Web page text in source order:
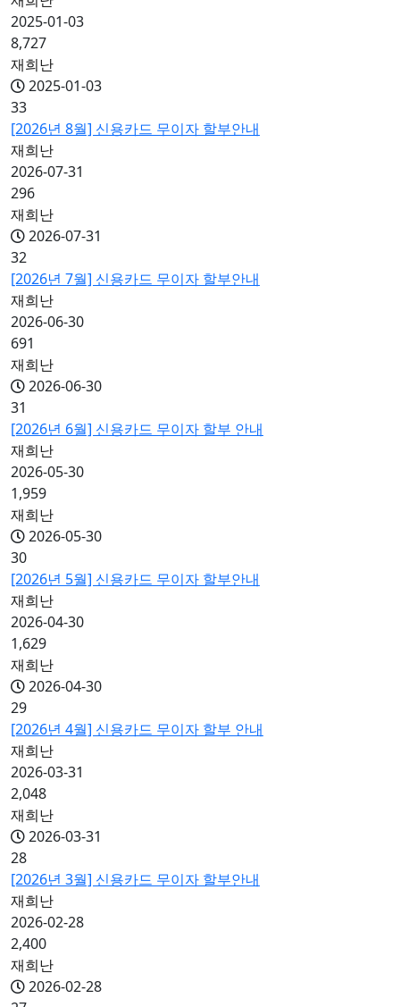
2025-01-03
8,727
재희난
2025-01-03
33
[2026년 8월] 신용카드 무이자 할부안내
재희난
2026-07-31
296
재희난
2026-07-31
32
[2026년 7월] 신용카드 무이자 할부안내
재희난
2026-06-30
691
재희난
2026-06-30
31
[2026년 6월] 신용카드 무이자 할부 안내
재희난
2026-05-30
1,959
재희난
2026-05-30
30
[2026년 5월] 신용카드 무이자 할부안내
재희난
2026-04-30
1,629
재희난
2026-04-30
29
[2026년 4월] 신용카드 무이자 할부 안내
재희난
2026-03-31
2,048
재희난
2026-03-31
28
[2026년 3월] 신용카드 무이자 할부안내
재희난
2026-02-28
2,400
재희난
2026-02-28